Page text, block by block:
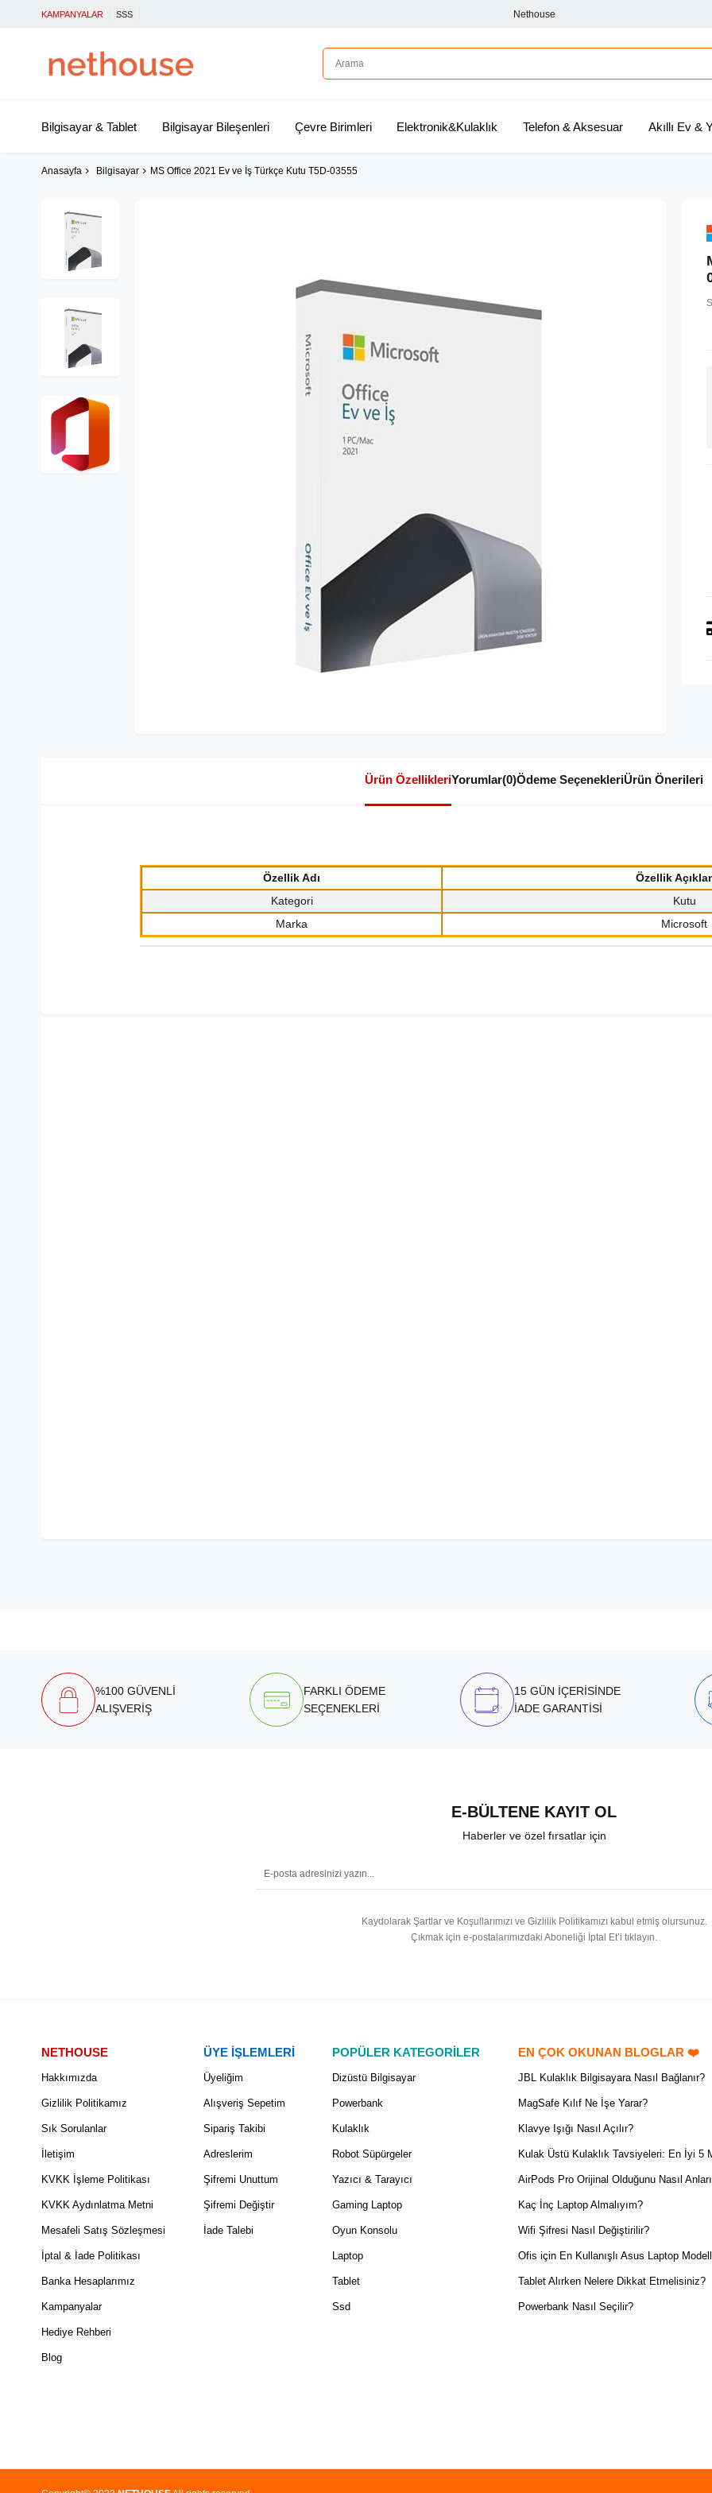
KAMPANYALAR SSS Nethouse
Bilgisayar & Tablet Bilgisayar Bileşenleri Çevre Birimleri Elektronik&Kulaklık Telefon & Aksesuar Akıllı Ev &
Anasayfa Bilgisayar MS Office 2021 Ev ve İş Türkçe Kutu T5D-03555
Ürün ÖzellikleriYorumlar(0)Ödeme SeçenekleriÜrün Önerileri
Özellik Adı
Özellik
Kategori
Kutu
Marka
Microsoft
%100 GÜVENLİ
ALIŞVERİŞ
FARKLI ÖDEME
SEÇENEKLERİ
15 GÜN İÇERİSİNDE
İADE GARANTİSİ
E-BÜLTENE KAYIT OL
Haberler ve özel fırsatlar için
Kaydolarak Şartlar ve Koşullarımızı ve Gizlilik Politikamızı kabul etmiş olursunuz.
Çıkmak için e-postalarımızdaki Aboneliği İptal Et’i tıklayın.
NETHOUSE
Hakkımızda
Gizlilik Politikamız
Sık Sorulanlar
İletişim
KVKK İşleme Politikası
KVKK Aydınlatma Metni
Mesafeli Satış Sözleşmesi
İptal & İade Politikası
Banka Hesaplarımız
Kampanyalar
Hediye Rehberi
Blog
ÜYE İŞLEMLERİ
Üyeliğim
Alışveriş Sepetim
Sipariş Takibi
Adreslerim
Şifremi Unuttum
Şifremi Değiştir
İade Talebi
POPÜLER KATEGORİLER
Dizüstü Bilgisayar
Powerbank
Kulaklık
Robot Süpürgeler
Yazıcı & Tarayıcı
Gaming Laptop
Oyun Konsolu
Laptop
Tablet
Ssd
EN ÇOK OKUNAN BLOGLAR ❤️
JBL Kulaklık Bilgisayara Nasıl Bağlanır?
MagSafe Kılıf Ne İşe Yarar?
Klavye Işığı Nasıl Açılır?
Kulak Üstü Kulaklık Tavsiyeleri: En İyi 5
AirPods Pro Orijinal Olduğunu Nasıl
Kaç İnç Laptop Almalıyım?
Wifi Şifresi Nasıl Değiştirilir?
Ofis için En Kullanışlı Asus Laptop
Tablet Alırken Nelere Dikkat Etmelisiniz?
Powerbank Nasıl Seçilir?